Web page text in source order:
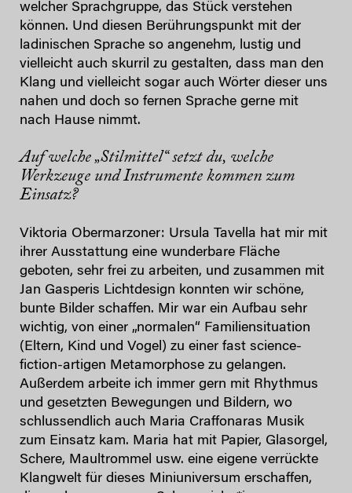
welcher Sprachgruppe, das Stück verstehen
können. Und diesen Berührungspunkt mit der
ladinischen Sprache so angenehm, lustig und
vielleicht auch skurril zu gestalten, dass man den
Klang und vielleicht sogar auch Wörter dieser uns
nahen und doch so fernen Sprache gerne mit
nach Hause nimmt.
Auf welche „Stilmittel“ setzt du, welche
Werkzeuge und Instrumente kommen zum
Einsatz?
Viktoria Obermarzoner: Ursula Tavella hat mir mit
ihrer Ausstattung eine wunderbare Fläche
geboten, sehr frei zu arbeiten, und zusammen mit
Jan Gasperis Lichtdesign konnten wir schöne,
bunte Bilder schaffen. Mir war ein Aufbau sehr
wichtig, von einer „normalen“ Familiensituation
(Eltern, Kind und Vogel) zu einer fast science-
fiction-artigen Metamorphose zu gelangen.
Außerdem arbeite ich immer gern mit Rhythmus
und gesetzten Bewegungen und Bildern, wo
schlussendlich auch Maria Craffonaras Musik
zum Einsatz kam. Maria hat mit Papier, Glasorgel,
Schere, Maultrommel usw. eine eigene verrückte
Klangwelt für dieses Miniuniversum erschaffen,